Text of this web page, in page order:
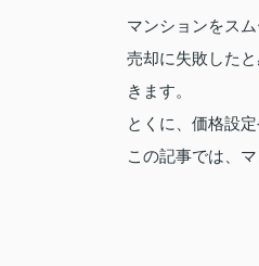
マンションをス
売却に失敗した
きます。
とくに、価格設
この記事では、